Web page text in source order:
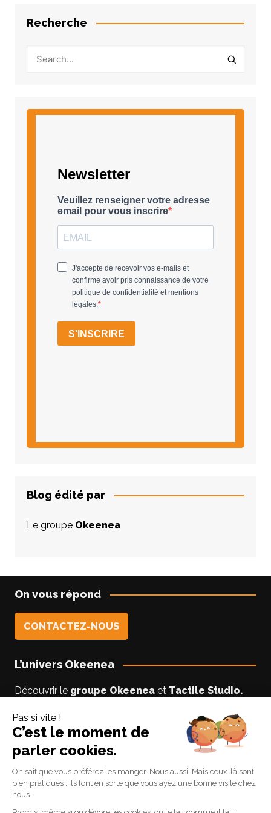
Recherche
Blog édité par
Le groupe Okeenea
On vous répond
CONTACTEZ-NOUS
L’univers Okeenea
Découvrir le groupe Okeeneaet Tactile Studio.
Vous êtes un usager non-voyant ou malyoyant ?
Suivez le blogAccessibilite-DV
par Lise notre
experte accessibilité.
Suivez-nous
Linkedin